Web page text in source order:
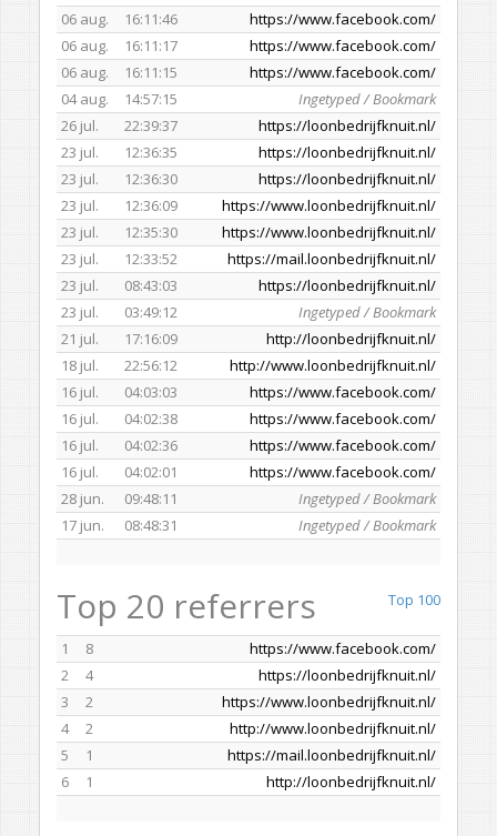
06 aug. 16:11:46
https://www.facebook.com/
06 aug.
16:11:17
https://www.facebook.com/
06 aug.
16:11:15
https://www.facebook.com/
04 aug.
14:57:15
Ingetyped / Bookmark
26 jul.
22:39:37
https://loonbedrijfknuit.nl/
23 jul.
12:36:35
https://loonbedrijfknuit.nl/
23 jul.
12:36:30
https://loonbedrijfknuit.nl/
23 jul.
12:36:09
https://www.loonbedrijfknuit.nl/
23 jul.
12:35:30
https://www.loonbedrijfknuit.nl/
23 jul.
12:33:52
https://mail.loonbedrijfknuit.nl/
23 jul.
08:43:03
https://loonbedrijfknuit.nl/
23 jul.
03:49:12
Ingetyped / Bookmark
21 jul.
17:16:09
http://loonbedrijfknuit.nl/
18 jul.
22:56:12
http://www.loonbedrijfknuit.nl/
16 jul.
04:03:03
https://www.facebook.com/
16 jul.
04:02:38
https://www.facebook.com/
16 jul.
04:02:36
https://www.facebook.com/
16 jul.
04:02:01
https://www.facebook.com/
28 jun.
09:48:11
Ingetyped / Bookmark
17 jun.
08:48:31 Ingetyped / Bookmark
Top 100
Top 20 referrers
1 8
https://www.facebook.com/
2
4
https://loonbedrijfknuit.nl/
3
2
https://www.loonbedrijfknuit.nl/
4
2
http://www.loonbedrijfknuit.nl/
5
1
https://mail.loonbedrijfknuit.nl/
6
1 http://loonbedrijfknuit.nl/